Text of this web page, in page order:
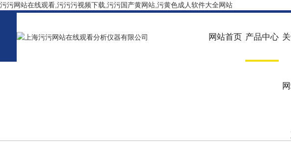
污污网站在线观看,污污污视频下载,污污国产黄网站,污黄色成人软件大全网站
网站首页 产品中心